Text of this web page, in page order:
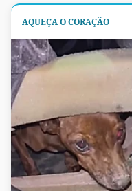
AQUEÇA O CORAÇÃO